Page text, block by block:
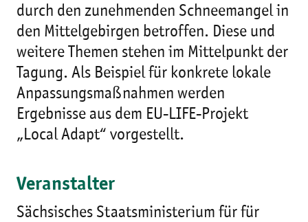
durch den zunehmenden Schneemangel in
den Mittelgebirgen betroffen. Diese und
weitere Themen stehen im Mittelpunkt der
Tagung. Als Beispiel für konkrete lokale
Anpassungsmaßnahmen werden
Ergebnisse aus dem EU-LIFE-Projekt
„Local Adapt“ vorgestellt.
Veranstalter
Sächsisches Staatsministerium für für